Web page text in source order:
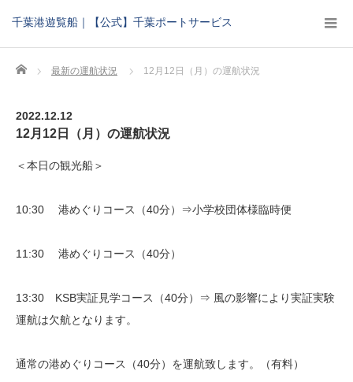
千葉港遊覧船｜【公式】千葉ポートサービス
Home 最新の運航状況 12月12日（月）の運航状況
2022.12.12
12月12日（月）の運航状況
＜本日の観光船＞
10:30 港めぐりコース（40分）⇒小学校団体様臨時便
11:30 港めぐりコース（40分）
13:30 KSB実証見学コース（40分）⇒ 風の影響により実証実験
運航は欠航となります。
通常の港めぐりコース（40分）を運航致します。（有料）